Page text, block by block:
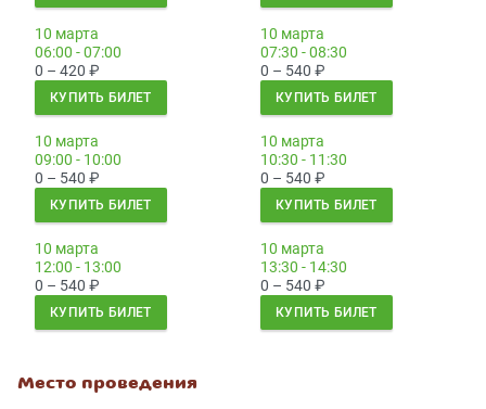
10 марта
06:00 - 07:00
0 – 420 ₽
КУПИТЬ БИЛЕТ
10 марта
07:30 - 08:30
0 – 540 ₽
КУПИТЬ БИЛЕТ
10 марта
09:00 - 10:00
0 – 540 ₽
КУПИТЬ БИЛЕТ
10 марта
10:30 - 11:30
0 – 540 ₽
КУПИТЬ БИЛЕТ
10 марта
12:00 - 13:00
0 – 540 ₽
КУПИТЬ БИЛЕТ
10 марта
13:30 - 14:30
0 – 540 ₽
КУПИТЬ БИЛЕТ
Место проведения